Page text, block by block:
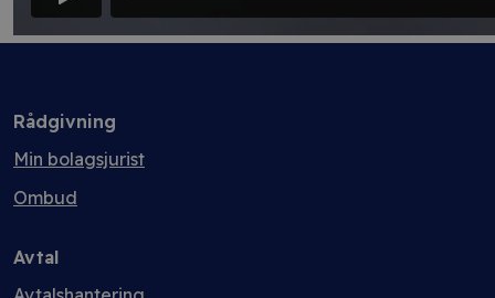
Rådgivning
Min bolagsjurist
Ombud
Avtal